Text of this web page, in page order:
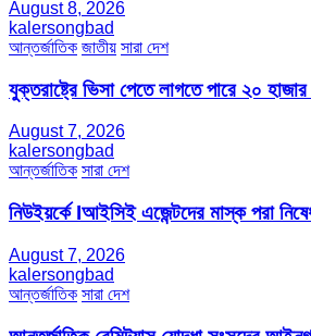
August 8, 2026
kalersongbad
আন্তর্জাতিক জাতীয় সারা দেশ
যুক্তরাষ্ট্রে ভিসা পেতে লাগতে পারে ২০
August 7, 2026
kalersongbad
আন্তর্জাতিক সারা দেশ
নিউইয়র্কে Iআইসিই এজেন্টদের মাস্ক পরা
August 7, 2026
kalersongbad
আন্তর্জাতিক সারা দেশ